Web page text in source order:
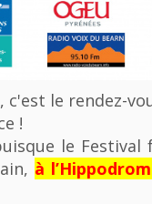
c'est le rendez-
!
le Festival
à